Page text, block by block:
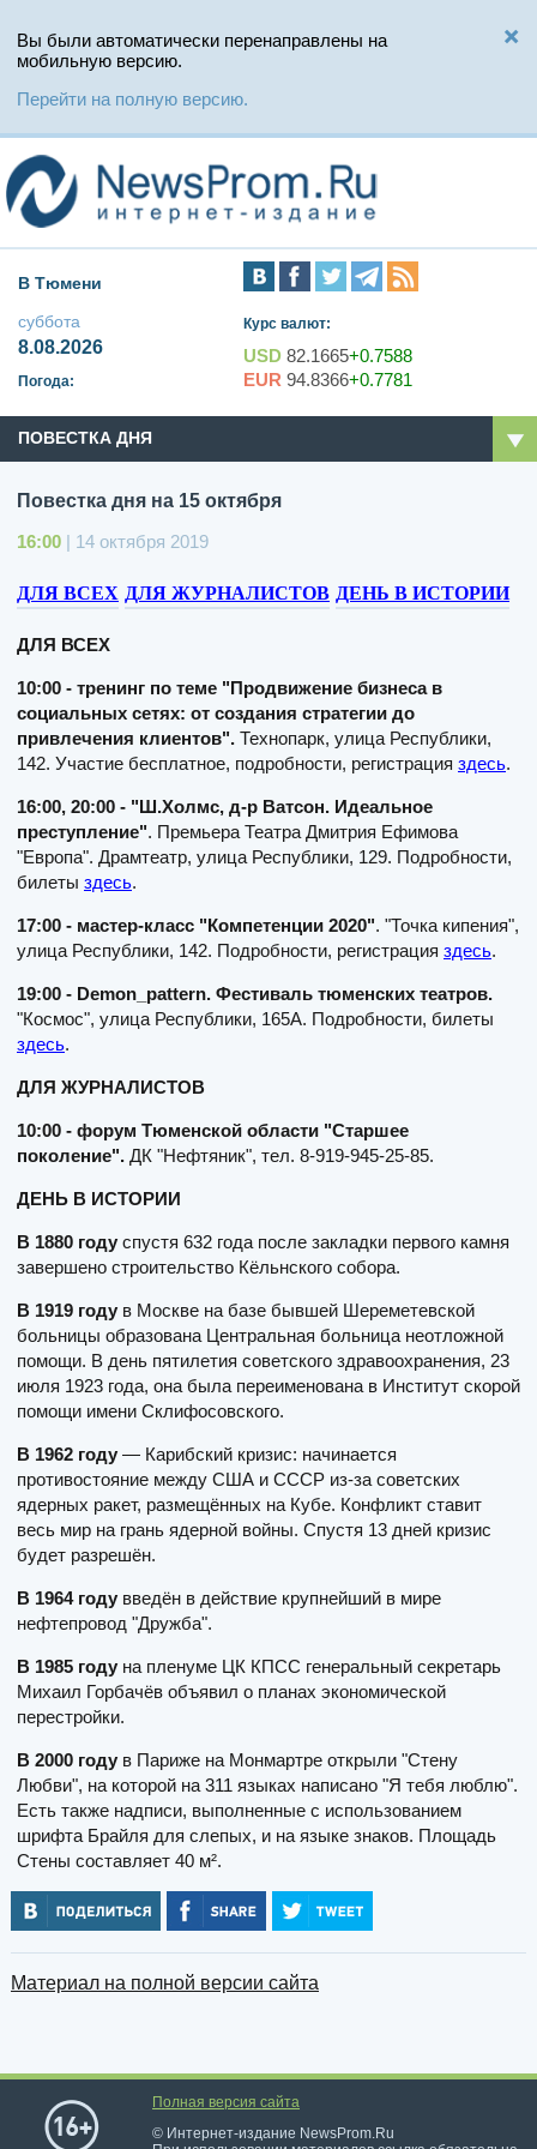
Вы были автоматически перенаправлены на
мобильную версию.
Перейти на полную версию.
В Тюмени
суббота
8.08.2026
Погода:
Курс валют:
USD 82.1665+0.7588
EUR 94.8366+0.7781
ПОВЕСТКА ДНЯ
Повестка дня на 15 октября
16:00 | 14 октября 2019
ДЛЯ ВСЕХ ДЛЯ ЖУРНАЛИСТОВ ДЕНЬ В ИСТОРИИ
ДЛЯ ВСЕХ
10:00 - тренинг по теме "Продвижение бизнеса в
социальных сетях: от создания стратегии до
привлечения клиентов". Технопарк, улица Республики,
142. Участие бесплатное, подробности, регистрация здесь.
16:00, 20:00 - "Ш.Холмс, д-р Ватсон. Идеальное
преступление". Премьера Театра Дмитрия Ефимова
"Европа". Драмтеатр, улица Республики, 129. Подробности,
билеты здесь.
17:00 - мастер-класс "Компетенции 2020". "Точка кипения",
улица Республики, 142. Подробности, регистрация здесь.
19:00 - Demon_pattern. Фестиваль тюменских театров.
"Космос", улица Республики, 165А. Подробности, билеты
здесь.
ДЛЯ ЖУРНАЛИСТОВ
10:00 - форум Тюменской области "Старшее
поколение". ДК "Нефтяник", тел. 8-919-945-25-85.
ДЕНЬ В ИСТОРИИ
В 1880 году спустя 632 года после закладки первого камня
завершено строительство Кёльнского собора.
В 1919 году в Москве на базе бывшей Шереметевской
больницы образована Центральная больница неотложной
помощи. В день пятилетия советского здравоохранения, 23
июля 1923 года, она была переименована в Институт скорой
помощи имени Склифосовского.
В 1962 году — Карибский кризис: начинается
противостояние между США и СССР из-за советских
ядерных ракет, размещённых на Кубе. Конфликт ставит
весь мир на грань ядерной войны. Спустя 13 дней кризис
будет разрешён.
В 1964 году введён в действие крупнейший в мире
нефтепровод "Дружба".
В 1985 году на пленуме ЦК КПСС генеральный секретарь
Михаил Горбачёв объявил о планах экономической
перестройки.
В 2000 году в Париже на Монмартре открыли "Стену
Любви", на которой на 311 языках написано "Я тебя люблю".
Есть также надписи, выполненные с использованием
шрифта Брайля для слепых, и на языке знаков. Площадь
Стены составляет 40 м².
Материал на полной версии сайта
Полная версия сайта
© Интернет-издание NewsProm.Ru